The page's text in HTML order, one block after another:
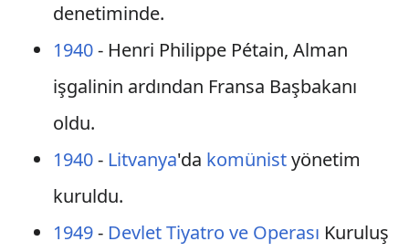
denetiminde.
1940- Henri Philippe Pétain, Alman
işgalinin ardından Fransa Başbakanı
oldu.
1940- Litvanya'da komünistyönetim
kuruldu.
1949- Devlet Tiyatro ve Operası Kuruluş